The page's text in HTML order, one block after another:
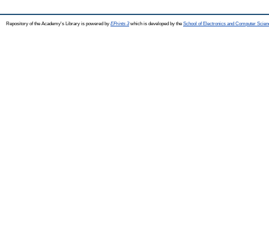
Repository of the Academy's Library is powered by EPrints 3which is developed by the School of Electronics and Computer